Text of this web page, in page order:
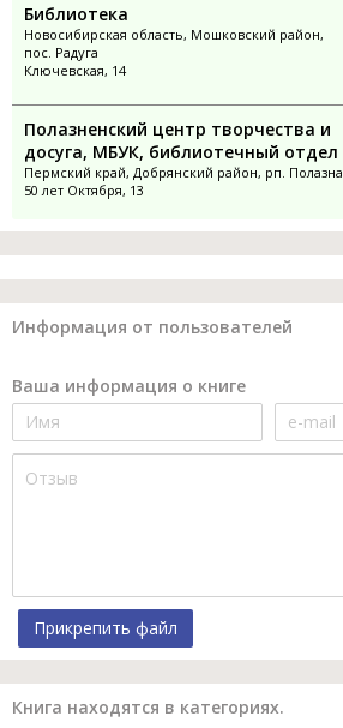
Библиотека
Новосибирская область, Мошковский район,
пос. Радуга
Ключевская, 14
Полазненский центр творчества и
досуга, МБУК, библиотечный отдел
Пермский край, Добрянский район, рп. Полазна
50 лет Октября, 13
Информация от пользователей
Ваша информация о книге
Прикрепить файл
Книга находятся в категориях.